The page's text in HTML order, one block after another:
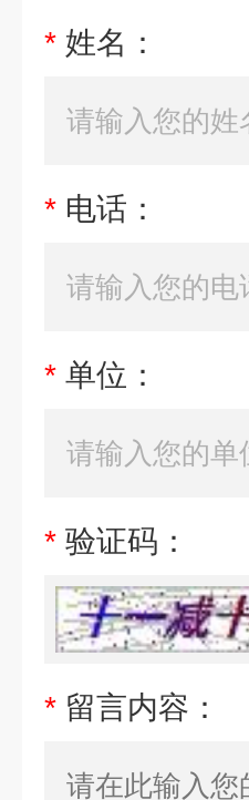
* 姓名：
* 电话：
* 单位：
* 验证码：
* 留言内容：